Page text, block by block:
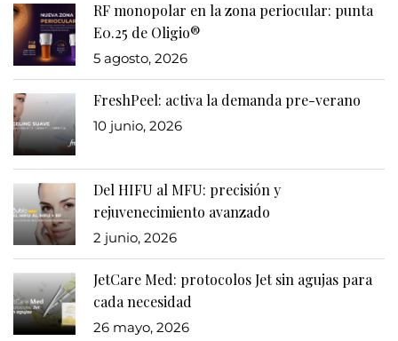
RF monopolar en la zona periocular: punta
E0.25 de Oligio®
5 agosto, 2026
FreshPeel: activa la demanda pre-verano
10 junio, 2026
Del HIFU al MFU: precisión y
rejuvenecimiento avanzado
2 junio, 2026
JetCare Med: protocolos Jet sin agujas para
cada necesidad
26 mayo, 2026